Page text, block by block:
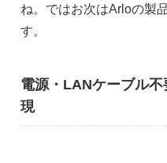
ね。ではお次はArloの製
す。
電源・LANケーブル
現